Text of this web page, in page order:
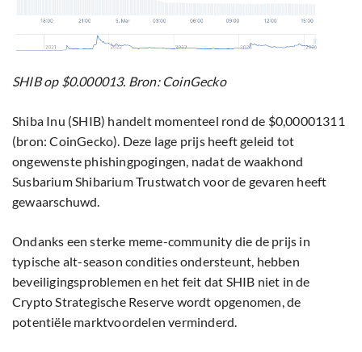
SHIB op $0.000013. Bron: CoinGecko
Shiba Inu (SHIB) handelt momenteel rond de $0,00001311
(bron: CoinGecko). Deze lage prijs heeft geleid tot
ongewenste phishingpogingen, nadat de waakhond
Susbarium Shibarium Trustwatch voor de gevaren heeft
gewaarschuwd.
Ondanks een sterke meme-community die de prijs in
typische alt-season condities ondersteunt, hebben
beveiligingsproblemen en het feit dat SHIB niet in de
Crypto Strategische Reserve wordt opgenomen, de
potentiële marktvoordelen verminderd.